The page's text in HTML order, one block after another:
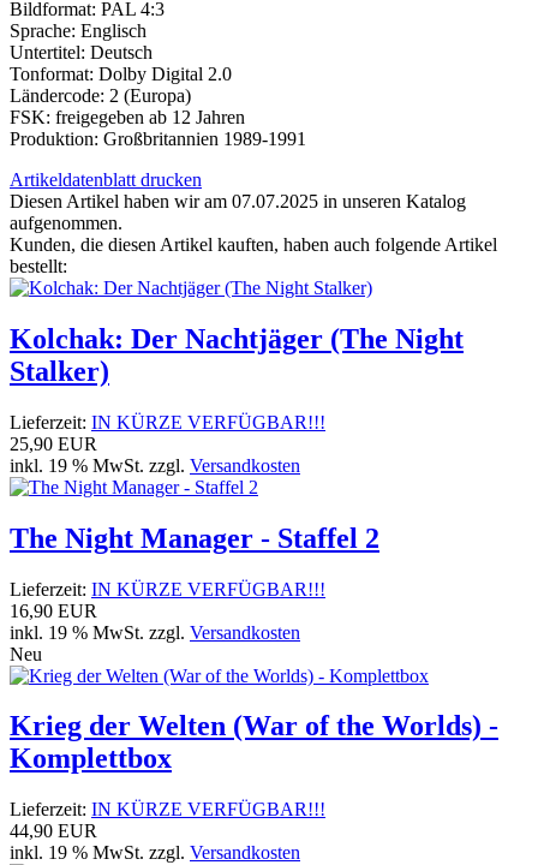
Bildformat: PAL 4:3
Sprache: Englisch
Untertitel: Deutsch
Tonformat: Dolby Digital 2.0
Ländercode: 2 (Europa)
FSK: freigegeben ab 12 Jahren
Produktion: Großbritannien 1989-1991
Artikeldatenblatt drucken
Diesen Artikel haben wir am 07.07.2025 in unseren Katalog
aufgenommen.
Kunden, die diesen Artikel kauften, haben auch folgende Artikel
bestellt:
Kolchak: Der Nachtjäger (The Night
Stalker)
Lieferzeit: IN KÜRZE VERFÜGBAR!!!
25,90 EUR
inkl. 19 % MwSt. zzgl. Versandkosten
The Night Manager - Staffel 2
Lieferzeit: IN KÜRZE VERFÜGBAR!!!
16,90 EUR
inkl. 19 % MwSt. zzgl. Versandkosten
Neu
Krieg der Welten (War of the Worlds) -
Komplettbox
Lieferzeit: IN KÜRZE VERFÜGBAR!!!
44,90 EUR
inkl. 19 % MwSt. zzgl. Versandkosten